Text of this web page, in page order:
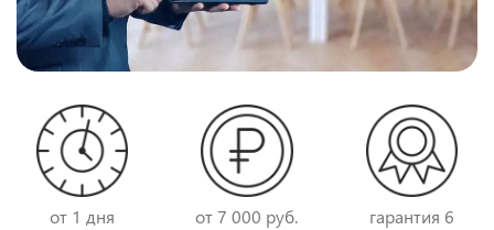
от 1 дня от 7 000 руб.
гарантия 6